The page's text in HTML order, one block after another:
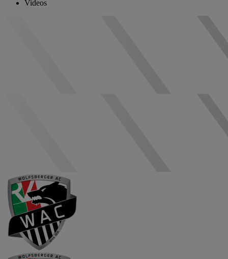
Videos